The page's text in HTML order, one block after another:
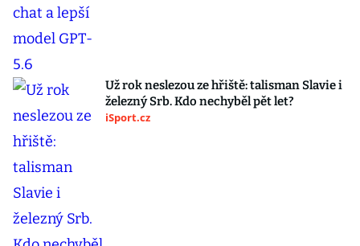
Už rok neslezou ze hřiště: talisman Slavie i
železný Srb. Kdo nechyběl pět let?
iSport.cz